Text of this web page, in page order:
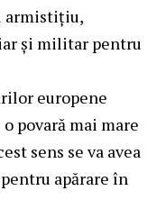
armistițiu,
și militar pentru
europene
povară mai mare
sens se va avea
apărare în